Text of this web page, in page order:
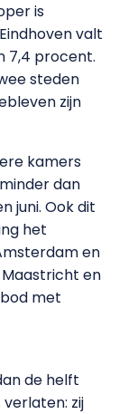
is
valt
7,4 procent.
steden
zijn
kamers
dan
juni. Ook dit
het
en
en
met
de helft
zij